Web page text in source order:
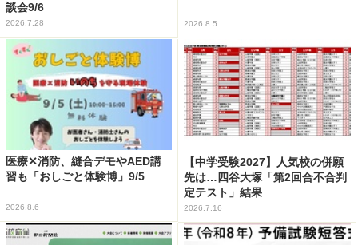
談会9/6
2026.7.28 2026.8.5
医療✕消防、縫合デモやAED講
習も「おしごと体験博」9/5
2026.8.6
【中学受験2027】人気校の併願
先は…四谷大塚「第2回合不合判
定テスト」結果
2026.7.16